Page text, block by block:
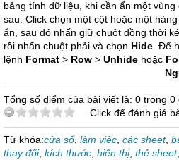
bảng tính dữ liệu, khi cần ẩn một
sau: Click chọn một cột hoặc một
ẩn, sau đó nhấn giữ chuột đồng thời
rồi nhấn chuột phải và chọn Hide . Để
lệnh Format > Row > Unhide hoặc
Tổng số điểm của bài viết là: 0 trong 0
Click để đánh giá
Từ khóa:cửa sổ, làm việc các sheet,
thay đổi, kích thước hiển thị, thẻ sheet,